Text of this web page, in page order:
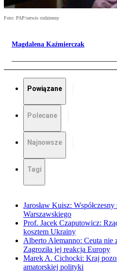
Foto: PAP/serwis codzienny
Magdalena Kaźmierczak
Powiązane
Polecane
Najnowsze
Tagi
Jarosław Kuisz:
Warszawskiego
Prof. Jacek Czaputowicz:
kosztem Ukrainy
Alberto Alemanno: Ceuta nie
Zagroziła jej reakcja Europy
Marek A. Cichocki: Kraj
amatorskiej polityki